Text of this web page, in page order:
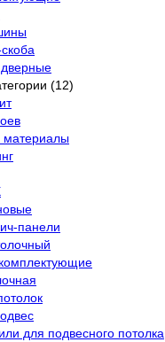
дверные
(12)
материалы
панели
для подвесного потолка